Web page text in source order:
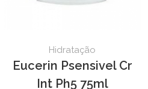
Hidratação
Eucerin Psensivel Cr
Int Ph5 75ml